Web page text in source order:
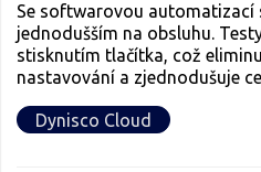
Se softwarovou automatizací
jednodušším na obsluhu.
stisknutím tlačítka, což
nastavování a zjednodušuje
Dynisco Cloud